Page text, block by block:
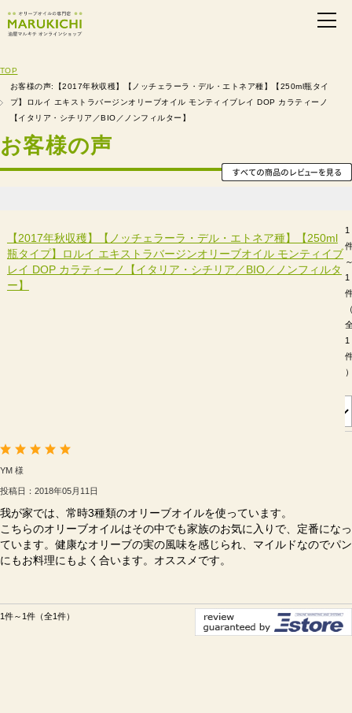
TOP
お客様の声:【2017年秋収穫】【ノッチェラーラ・デル・エトネア種】【250ml瓶タイ
プ】ロルイ エキストラバージンオリーブオイル モンティイブレイ DOP カラティーノ
【イタリア・シチリア／BIO／ノンフィルター】
お客様の声
【2017年秋収穫】【ノッチェラーラ・デル・エトネア種】【250ml
瓶タイプ】ロルイ エキストラバージンオリーブオイル モンティイブ
レイ DOP カラティーノ【イタリア・シチリア／BIO／ノンフィルタ
ー】
1
1
1
YM 様
投稿日：2018年05月11日
我が家では、常時3種類のオリーブオイルを使っています。
こちらのオリーブオイルはその中でも家族のお気に入りで、定番になっ
ています。健康なオリーブの実の風味を感じられ、マイルドなのでパン
にもお料理にもよく合います。オススメです。
1件～1件（全1件）